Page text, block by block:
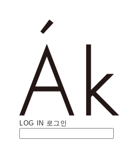
LOG IN 로그인